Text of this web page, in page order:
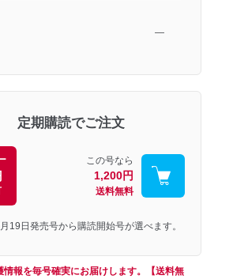
―
定期購読でご注文
この号なら
1,200円
送料無料
19日発売号から購読開始号が選べます。
情報を毎号確実にお届けします。【送料無